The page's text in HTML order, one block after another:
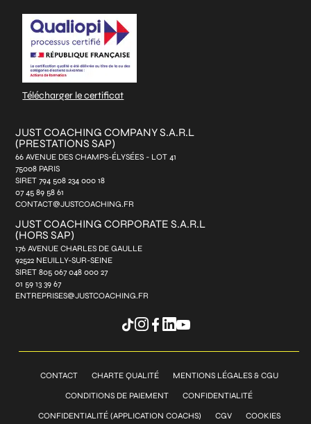
*
Télécharger le certificat
JUST COACHING COMPANY S.A.R.L
(PRESTATIONS SAP)
66 AVENUE DES CHAMPS-ÉLYSÉES - LOT 41
75008 PARIS
SIRET 794 508 234 000 18
07 45 89 58 61
CONTACT@JUSTCOACHING.FR
JUST COACHING CORPORATE S.A.R.L
(HORS SAP)
176 AVENUE CHARLES DE GAULLE
92522 NEUILLY-SUR-SEINE
SIRET 805 067 048 000 27
01 59 13 39 67
ENTREPRISES@JUSTCOACHING.FR
CONTACT CHARTE QUALITÉ MENTIONS LÉGALES & CGU
CONDITIONS DE PAIEMENT CONFIDENTIALITÉ
CONFIDENTIALITÉ (APPLICATION COACHS) CGV COOKIES